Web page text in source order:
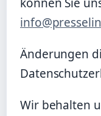
Änderungen
Wir behalten